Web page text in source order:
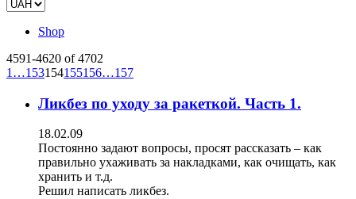
Shop
4591-4620 of 4702
1 …153154155156…157
Ликбез по уходу за ракеткой. Часть 1.
18.02.09
Постоянно задают вопросы, просят рассказать – как
правильно ухаживать за накладками, как очищать, как
хранить и т.д.
Решил написать ликбез.